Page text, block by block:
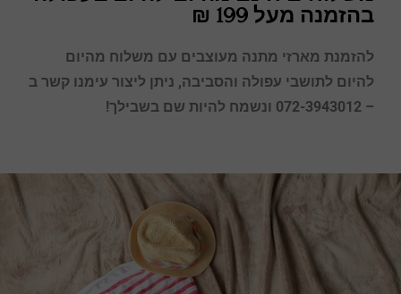
בהזמנה מעל 199 ₪
להזמנת מארזי מתנה מעוצבים עם משלוח מהיום
להיום לתושבי עפולה והסביבה, ניתן ליצור עימנו קשר ב
– 072-3943012 ונשמח להיות שם בשבילך!